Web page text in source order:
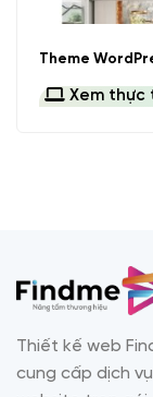
Theme
Xem thực
Thiết kế web
cung cấp dịch